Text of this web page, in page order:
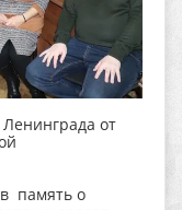
от
память о